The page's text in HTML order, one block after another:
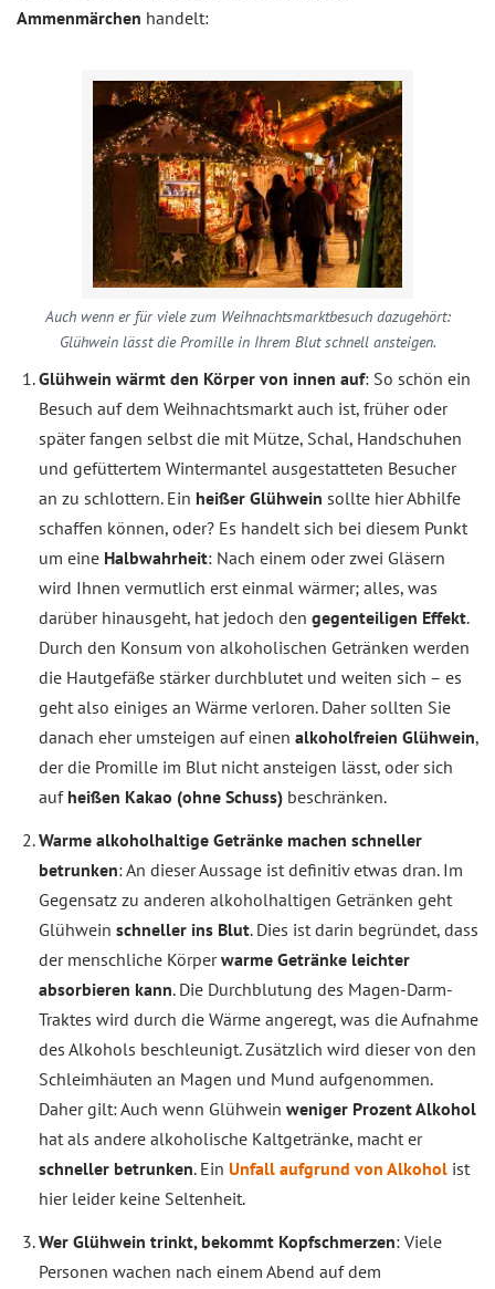
Ammenmärchen handelt:
Auch wenn er für viele zum Weihnachtsmarkt­besuch dazugehört:
Glühwein lässt die Promille in Ihrem Blut schnell ansteigen.
Glühwein wärmt den Körper von innen auf: So schön ein
Besuch auf dem Weihnachtsmarkt auch ist, früher oder
später fangen selbst die mit Mütze, Schal, Handschuhen
und gefüttertem Wintermantel ausgestatteten Besucher
an zu schlottern. Ein heißer Glühwein sollte hier Abhilfe
schaffen können, oder? Es handelt sich bei diesem Punkt
um eine Halbwahrheit: Nach einem oder zwei Gläsern
wird Ihnen vermutlich erst einmal wärmer; alles, was
darüber hinausgeht, hat jedoch den gegenteiligen Effekt.
Durch den Konsum von alkoholischen Getränken werden
die Hautgefäße stärker durchblutet und weiten sich – es
geht also einiges an Wärme verloren. Daher sollten Sie
danach eher umsteigen auf einen alkoholfreien Glühwein,
der die Promille im Blut nicht ansteigen lässt, oder sich
auf heißen Kakao (ohne Schuss) beschränken.
Warme alkoholhaltige Getränke machen schneller
betrunken: An dieser Aussage ist definitiv etwas dran. Im
Gegensatz zu anderen alkoholhaltigen Getränken geht
Glühwein schneller ins Blut. Dies ist darin begründet, dass
der menschliche Körperwarme Getränke leichter
absorbieren kann. Die Durchblutung des Magen-Darm-
Traktes wird durch die Wärme angeregt, was die Aufnahme
des Alkohols beschleunigt. Zusätzlich wird dieser von den
Schleimhäuten an Magen und Mund aufgenommen.
Daher gilt: Auch wenn Glühwein weniger Prozent Alkohol
hat als andere alkoholische Kaltgetränke, macht er
schneller betrunken. Ein Unfall aufgrund von Alkohol ist
hier leider keine Seltenheit.
Wer Glühwein trinkt, bekommt Kopfschmerzen: Viele
Personen wachen nach einem Abend auf dem